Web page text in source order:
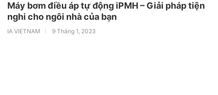
Máy bơm điều áp tự động iPMH – Giải pháp tiện
nghi cho ngôi nhà của bạn
IA VIETNAM 9 Tháng 1, 2023